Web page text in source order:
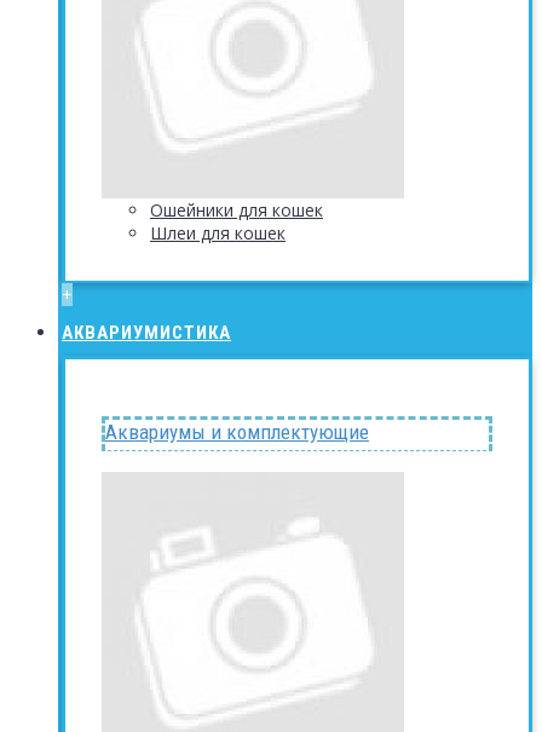
Ошейники для кошек
Шлеи для кошек
+
АКВАРИУМИСТИКА
Аквариумы и комплектующие